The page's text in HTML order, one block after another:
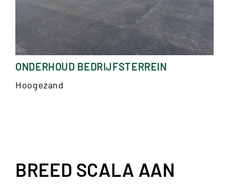
ONDERHOUD BEDRIJFSTERREIN
Hoogezand
BREED SCALA AAN